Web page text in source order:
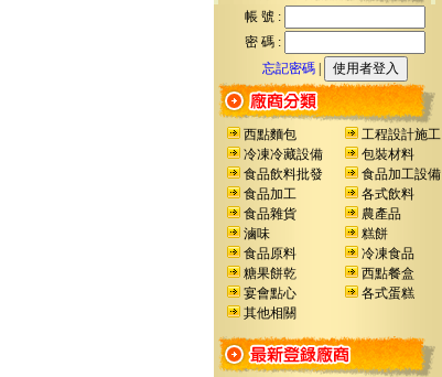
帳 號 :
密 碼 :
忘記密碼
西點麵包
工程設計施工
冷凍冷藏設備
包裝材料
食品飲料批發
食品加工設備
食品加工
各式飲料
食品雜貨
農產品
滷味
糕餅
食品原料
冷凍食品
糖果餅乾
西點餐盒
宴會點心
各式蛋糕
其他相關